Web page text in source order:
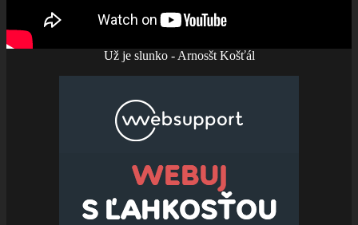
Už je slunko - Arnosšt Košťál